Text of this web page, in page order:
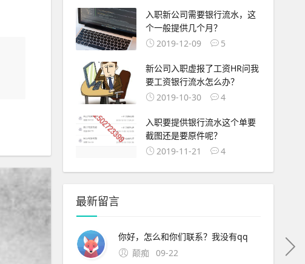
入职新公司需要银行流水，这
个一般提供几个月？
2019-12-09
5
新公司入职虚报了工资HR问我
要工资银行流水怎么办？
2019-10-30
4
入职要提供银行流水这个单要
截图还是要原件呢？
2019-11-21
4
最新留言
你好，怎么和你们联系？我没有qq
颠痴 09-22